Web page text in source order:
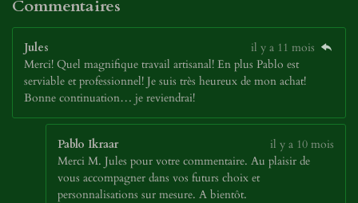
Commentaires
Jules
il y a 11 mois
Merci! Quel magnifique travail artisanal! En plus Pablo est
serviable et professionnel! Je suis très heureux de mon achat!
Bonne continuation… je reviendrai!
Pablo Ikraar
il y a 10 mois
Merci M. Jules pour votre commentaire. Au plaisir de
vous accompagner dans vos futurs choix et
personnalisations sur mesure. A bientôt.